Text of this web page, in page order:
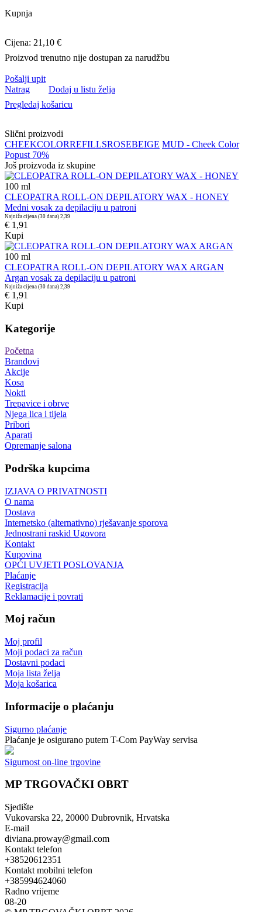
Kupnja
Cijena: 21,10 €
Proizvod trenutno nije dostupan za narudžbu
Pošalji upit
Natrag
Dodaj u listu želja
Pregledaj košaricu
Slični proizvodi
CHEEKCOLORREFILLSROSEBEIGE MUD - Cheek Color
Popust 70%
Još proizvoda iz skupine
100 ml
CLEOPATRA ROLL-ON DEPILATORY WAX - HONEY
Medni vosak za depilaciju u patroni
Najniža cijena (30 dana) 2,39
€ 1,91
Kupi
100 ml
CLEOPATRA ROLL-ON DEPILATORY WAX ARGAN
Argan vosak za depilaciju u patroni
Najniža cijena (30 dana) 2,39
€ 1,91
Kupi
Kategorije
Početna
Brandovi
Akcije
Kosa
Nokti
Trepavice i obrve
Njega lica i tijela
Pribori
Aparati
Opremanje salona
Podrška kupcima
IZJAVA O PRIVATNOSTI
O nama
Dostava
Internetsko (alternativno) rješavanje sporova
Jednostrani raskid Ugovora
Kontakt
Kupovina
OPĆI UVJETI POSLOVANJA
Plaćanje
Registracija
Reklamacije i povrati
Moj račun
Moj profil
Moji podaci za račun
Dostavni podaci
Moja lista želja
Moja košarica
Informacije o plaćanju
Sigurno plaćanje
Plaćanje je osigurano putem T-Com PayWay servisa
Sigurnost on-line trgovine
MP TRGOVAČKI OBRT
Sjedište
Vukovarska 22, 20000 Dubrovnik, Hrvatska
E-mail
diviana.proway@gmail.com
Kontakt telefon
+38520612351
Kontakt mobilni telefon
+385994624060
Radno vrijeme
08-20